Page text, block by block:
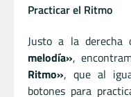
Practicar el Ritmo
Justo a la derecha
melodía»,
Ritmo», que al
botones para